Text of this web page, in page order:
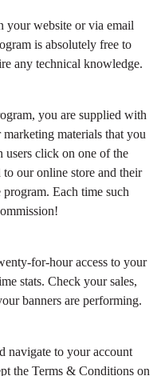
your website or via email
is absolutely free to
any technical knowledge.
you are supplied with
materials that you
users click on one of the
our online store and their
Each time such
for-hour access to your
stats. Check your sales,
banners are performing.
navigate to your account
the Terms & Conditions on